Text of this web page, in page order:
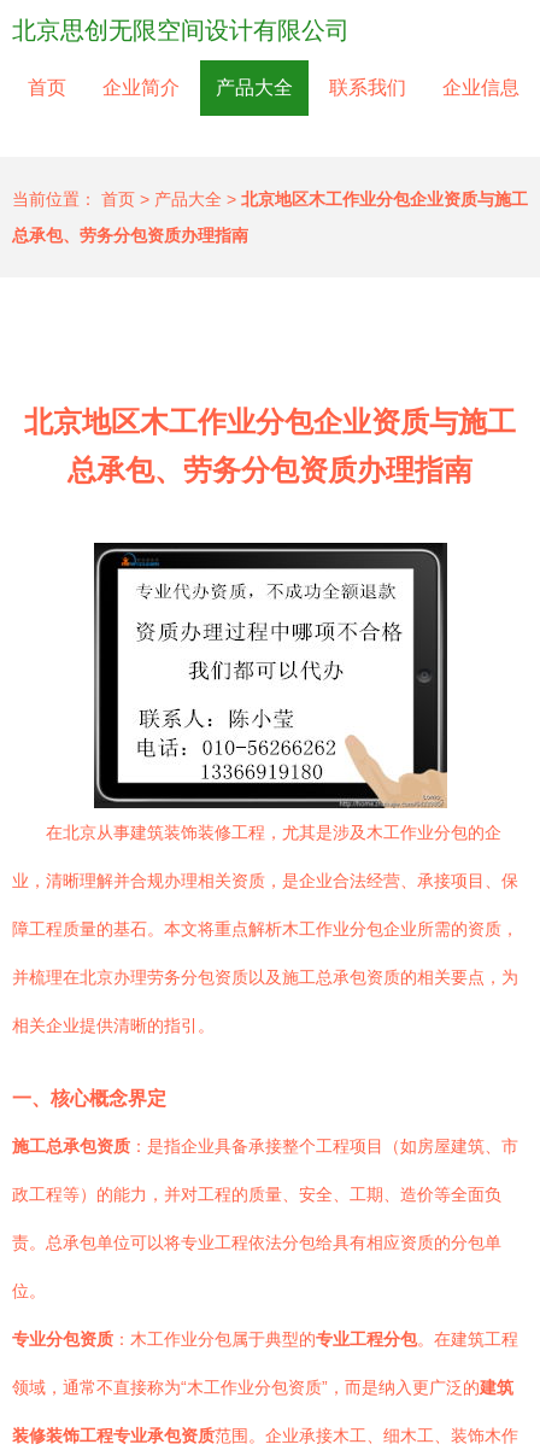
北京思创无限空间设计有限公司
首页 企业简介 产品大全 联系我们 企业信息
当前位置： 首页 > 产品大全 > 北京地区木工作业分包企业资质与施工
总承包、劳务分包资质办理指南
北京地区木工作业分包企业资质与施工
总承包、劳务分包资质办理指南
在北京从事建筑装饰装修工程，尤其是涉及木工作业分包的企
业，清晰理解并合规办理相关资质，是企业合法经营、承接项目、保
障工程质量的基石。本文将重点解析木工作业分包企业所需的资质，
并梳理在北京办理劳务分包资质以及施工总承包资质的相关要点，为
相关企业提供清晰的指引。
一、核心概念界定
施工总承包资质 ：是指企业具备承接整个工程项目（如房屋建筑、市
政工程等）的能力，并对工程的质量、安全、工期、造价等全面负
责。总承包单位可以将专业工程依法分包给具有相应资质的分包单
位。
专业分包资质 ：木工作业分包属于典型的专业工程分包。在建筑工程
领域，通常不直接称为“木工作业分包资质”，而是纳入更广泛的建筑
装修装饰工程专业承包资质范围。企业承接木工、细木工、装饰木作